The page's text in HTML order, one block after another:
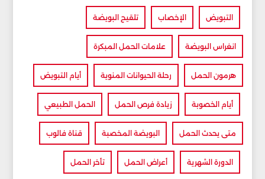
التبويض الإخصاب تلقيح البويضة
انغراس البويضة علامات الحمل المبكرة
هرمون الحمل رحلة الحيوانات المنوية أيام التبويض
أيام الخصوبة زيادة فرص الحمل الحمل الطبيعي
متى يحدث الحمل البويضة المخصبة قناة فالوب
الدورة الشهرية أعراض الحمل تأخر الحمل